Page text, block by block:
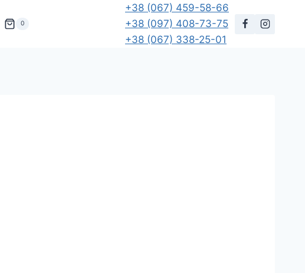
0
+38 (067) 459-58-66
+38 (097) 408-73-75
+38 (067) 338-25-01